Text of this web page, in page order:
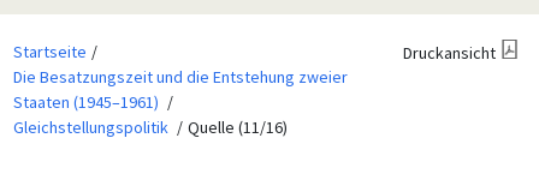
Startseite
Die Besatzungszeit und die Entstehung zweier
Staaten (1945–1961)
Gleichstellungspolitik
Quelle (11/16)
Druckansicht